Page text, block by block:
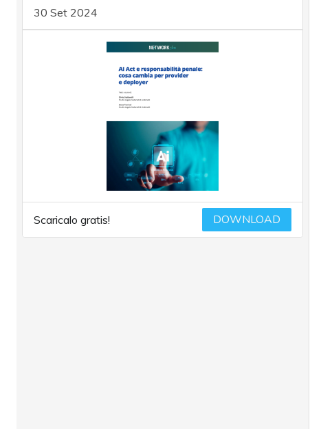
30 Set 2024
Scaricalo gratis! DOWNLOAD